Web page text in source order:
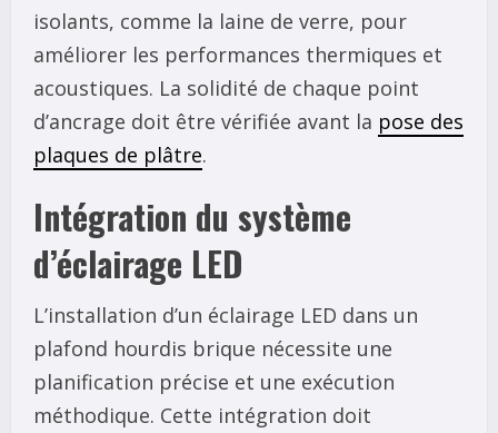
isolants, comme la laine de verre, pour
améliorer les performances thermiques et
acoustiques. La solidité de chaque point
d’ancrage doit être vérifiée avant la pose des
plaques de plâtre.
Intégration du système
d’éclairage LED
L’installation d’un éclairage LED dans un
plafond hourdis brique nécessite une
planification précise et une exécution
méthodique. Cette intégration doit